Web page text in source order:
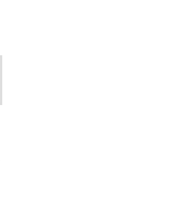
DICK: LEMMER